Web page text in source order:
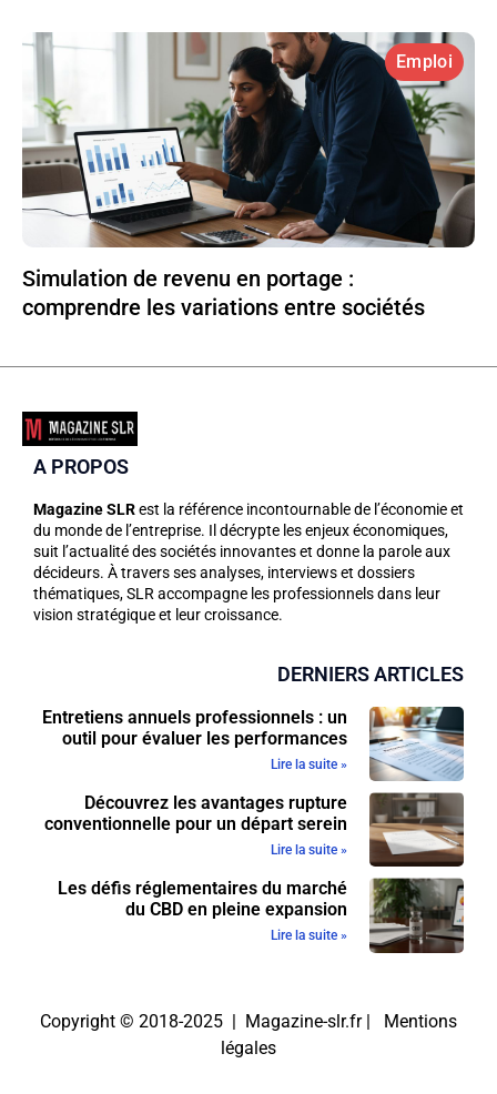
Emploi
Simulation de revenu en portage :
comprendre les variations entre sociétés
A PROPOS
Magazine SLRest la référence incontournable de l’économie et
du monde de l’entreprise. Il décrypte les enjeux économiques,
suit l’actualité des sociétés innovantes et donne la parole aux
décideurs. À travers ses analyses, interviews et dossiers
thématiques, SLR accompagne les professionnels dans leur
vision stratégique et leur croissance.
DERNIERS ARTICLES
Entretiens annuels professionnels : un
outil pour évaluer les performances
Lire la suite »
Découvrez les avantages rupture
conventionnelle pour un départ serein
Lire la suite »
Les défis réglementaires du marché
du CBD en pleine expansion
Lire la suite »
Copyright © 2018-2025 | Magazine-slr.fr | Mentions
légales